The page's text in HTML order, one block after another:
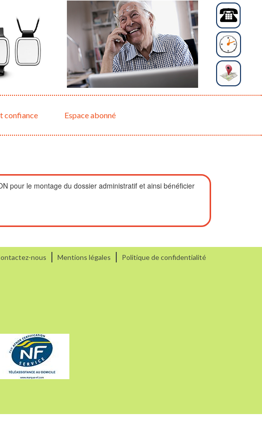
confiance Espace abonné
pour le montage du dossier administratif et ainsi bénéficier
nous Mentions légales Politique de confidentialité